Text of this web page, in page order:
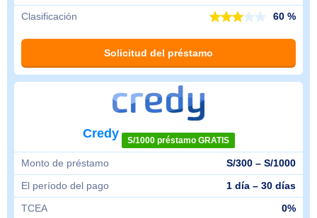
Clasificación
60 %
Solicitud del préstamo
Credy S/1000 préstamo GRATIS
Monto de préstamo
S/300 – S/1000
El período del pago
1 día – 30 días
TCEA
0%